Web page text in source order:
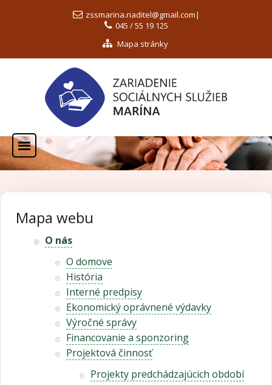
zssmarina.riaditel@gmail.com|
045 / 55 19 125
Mapa stránky
Mapa webu
O nás
O domove
História
Interné predpisy
Ekonomický oprávnené výdavky
Výročné správy
Financovanie a sponzoring
Projektová činnosť
Projekty predchádzajúcich období